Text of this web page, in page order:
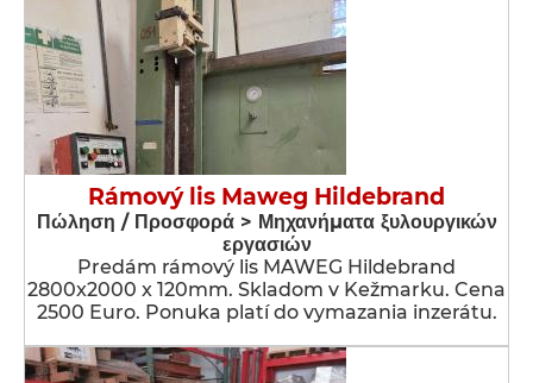
Rámový lis Maweg Hildebrand
Πώληση / Προσφορά > Μηχανήματα ξυλουργικών
εργασιών
Predám rámový lis MAWEG Hildebrand
2800x2000 x 120mm. Skladom v Kežmarku. Cena
2500 Euro. Ponuka platí do vymazania inzerátu.